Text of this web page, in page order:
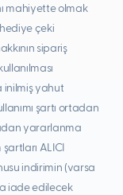
mahiyette olmak
çeki
sipariş
inilmiş yahut
şartı ortadan
yararlanma
ALICI
indirimin (varsa
iade edilecek